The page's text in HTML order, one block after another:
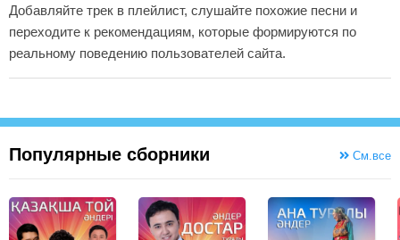
Добавляйте трек в плейлист, слушайте похожие песни и
переходите к рекомендациям, которые формируются по
реальному поведению пользователей сайта.
Популярные сборники См.все